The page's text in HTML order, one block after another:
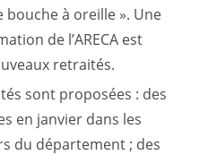
bouche à oreille ». Une
de l’ARECA est
retraités.
sont proposées : des
en janvier dans les
du département ; des